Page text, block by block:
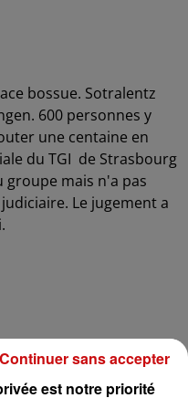
bossue. Sotralentz
600 personnes y
une centaine en
du TGI de Strasbourg
mais n'a pas
Le jugement a
est notre priorité
Continuer sans accepter